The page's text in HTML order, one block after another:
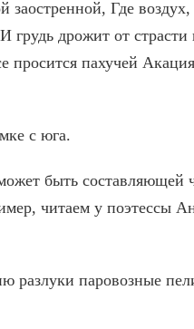
заост­рен­ной, Где воз­дух,
грудь дро­жит от
про­сит­ся паху­чей
с юга.
быть состав­ля­ю­щей
чита­ем у поэтес­сы
раз­лу­ки паро­воз­ные